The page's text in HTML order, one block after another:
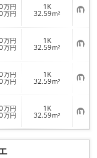
万円
万円
1K
32.59m² お
気
に
入
り
登
録
万円
万円
1K
32.59m² お
気
に
入
り
登
録
万円
万円
1K
32.59m² お
気
に
入
り
登
録
万円
万円
1K
32.59m² お
気
に
り